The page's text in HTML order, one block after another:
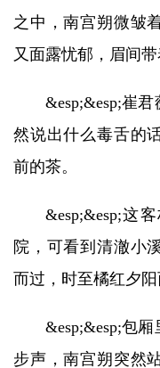
之中，南宫朔微皱
又面露忧郁，眉间带
&esp;&esp;崔
然说出什么毒舌的
前的茶。
&esp;&esp;这
院，可看到清澈小
而过，时至橘红夕阳
&esp;&esp;包
步声，南宫朔突然